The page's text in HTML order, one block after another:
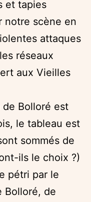
et tapies
notre scène en
attaques
réseaux
aux Vieilles
Bolloré est
le tableau est
sommés de
ils le choix ?)
pétri par le
Bolloré, de